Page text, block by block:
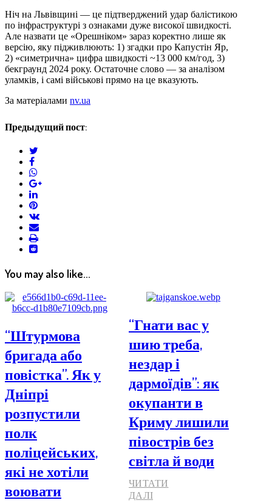
Ніч на Львівщині — це підтверджений удар балістикою
по інфраструктурі з ознаками дуже високої швидкості.
Але назвати це «Орешніком» зараз коректно лише як
версію, яку підживлюють: 1) згадки про Капустін Яр,
2) «симетрична» цифра швидкості ~13 000 км/год, 3)
бекграунд 2024 року. Остаточне слово — за аналізом
уламків, і самі військові прямо на це вказують.
За матеріалами nv.ua
Предыдущий пост:
facebook
google+
linkedin
pinterest
vkontakte
email
print
reddit
reddit
You may also like...
“Штурмова
бригада або
повістка”. Як у
Дніпрі
розпустили
полк
поліцейських,
які не хотіли
воювати
“Гнати вас у
шию треба,
нездар і
дармоїдів”: як
окупанти в
Криму лишили
півострів без
світла й води
ЧИТАТИ
ДАЛІ